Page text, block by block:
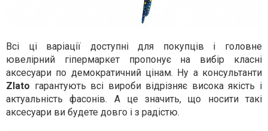
Всі ці варіації доступні для покупців і головне
ювелірний гіпермаркет пропонує на вибір класні
аксесуари по демократичний цінам. Ну а консультанти
Zlato гарантують всі вироби відрізняє висока якість і
актуальність фасонів. А це значить, що носити такі
аксесуари ви будете довго і з радістю.